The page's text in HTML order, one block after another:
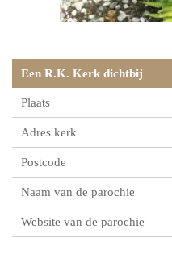
Een R.K. Kerk dichtbij
Plaats
Adres kerk
Postcode
Naam van de parochie
Website van de parochie